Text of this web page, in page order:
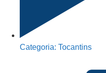
Categoria: Tocantins